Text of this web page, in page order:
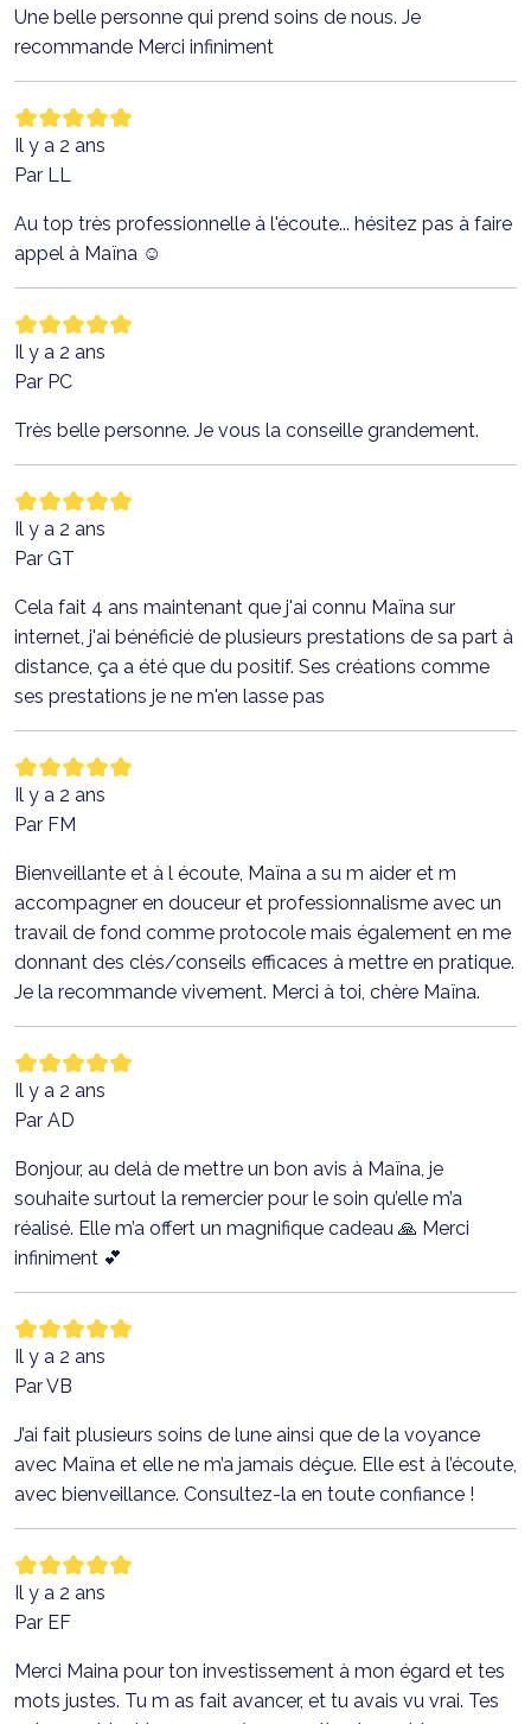
Une belle personne qui prend soins de nous. Je
recommande Merci infiniment
Il y a 2 ans
Par LL
Au top très professionnelle à l'écoute... hésitez pas à faire
appel à Maïna ☺️
Il y a 2 ans
Par PC
Très belle personne. Je vous la conseille grandement.
Il y a 2 ans
Par GT
Cela fait 4 ans maintenant que j'ai connu Maïna sur
internet, j'ai bénéficié de plusieurs prestations de sa part à
distance, ça a été que du positif. Ses créations comme
ses prestations je ne m'en lasse pas
Il y a 2 ans
Par FM
Bienveillante et à l écoute, Maïna a su m aider et m
accompagner en douceur et professionnalisme avec un
travail de fond comme protocole mais également en me
donnant des clés/conseils efficaces à mettre en pratique.
Je la recommande vivement. Merci à toi, chère Maïna.
Il y a 2 ans
Par AD
Bonjour, au delà de mettre un bon avis à Maïna, je
souhaite surtout la remercier pour le soin qu’elle m’a
réalisé. Elle m’a offert un magnifique cadeau 🙏 Merci
infiniment 💕
Il y a 2 ans
Par VB
J’ai fait plusieurs soins de lune ainsi que de la voyance
avec Maïna et elle ne m’a jamais déçue. Elle est à l’écoute,
avec bienveillance. Consultez-la en toute confiance !
Il y a 2 ans
Par EF
Merci Maina pour ton investissement à mon égard et tes
mots justes. Tu m as fait avancer, et tu avais vu vrai. Tes